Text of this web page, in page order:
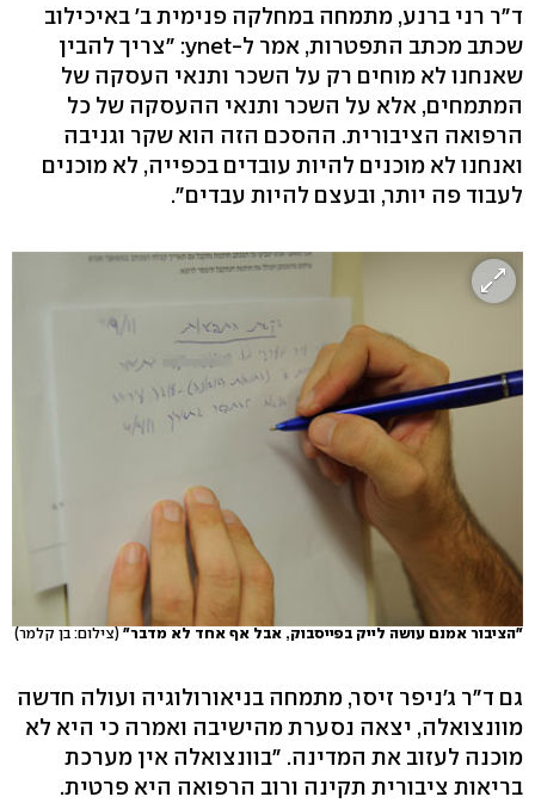
ד"ר רני ברנע, מתמחה במחלקה פנימית ב' באיכילוב
שכתב מכתב התפטרות, אמר ל-ynet: "צריך להבין
שאנחנו לא מוחים רק על השכר ותנאי העסקה של
המתמחים, אלא על השכר ותנאי ההעסקה של כל
הרפואה הציבורית. ההסכם הזה הוא שקר וגניבה
ואנחנו לא מוכנים להיות עובדים בכפייה, לא מוכנים
לעבוד פה יותר, ובעצם להיות עבדים".
"הציבור אמנם עושה לייק בפייסבוק, אבל אף אחד לא מדבר" (צילום: בן קלמר)
גם ד"ר ג'ניפר זיסר, מתמחה בניאורולוגיה ועולה חדשה
מוונצואלה, יצאה נסערת מהישיבה ואמרה כי היא לא
מוכנה לעזוב את המדינה. "בוונצואלה אין מערכת
בריאות ציבורית תקינה ורוב הרפואה היא פרטית.